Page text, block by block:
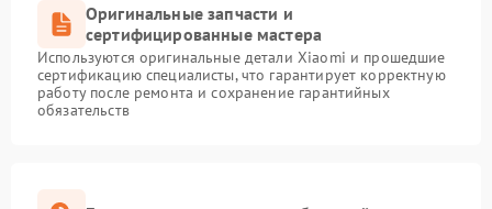
Оригинальные запчасти и
сертифицированные мастера
Используются оригинальные детали Xiaomi и прошедшие
сертификацию специалисты, что гарантирует корректную
работу после ремонта и сохранение гарантийных
обязательств